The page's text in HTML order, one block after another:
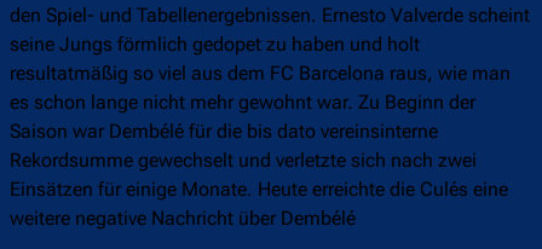
den Spiel- und Tabellenergebnissen. Ernesto Valverde scheint
seine Jungs förmlich gedopet zu haben und holt
resultatmäßig so viel aus dem FC Barcelona raus, wie man
es schon lange nicht mehr gewohnt war. Zu Beginn der
Saison war Dembélé für die bis dato vereinsinterne
Rekordsumme gewechselt und verletzte sich nach zwei
Einsätzen für einige Monate. Heute erreichte die Culés eine
weitere negative Nachricht über Dembélé